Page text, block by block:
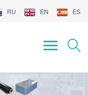
RU EN ES